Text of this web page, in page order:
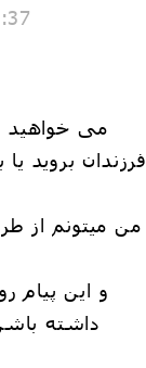
می خواهید
فرزندان بروید
من میتونم از
و این پیام
داشته